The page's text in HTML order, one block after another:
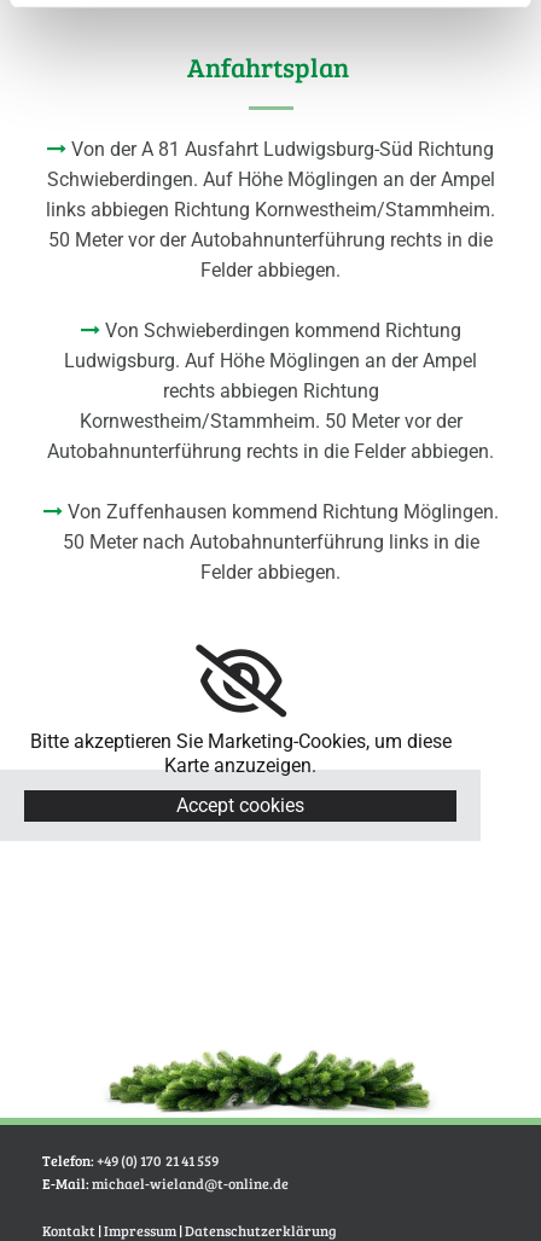
Anfahrtsplan
 Von der A 81 Ausfahrt Ludwigsburg-Süd Richtung
Schwieberdingen. Auf Höhe Möglingen an der Ampel
links abbiegen Richtung Kornwestheim/Stammheim.
50 Meter vor der Autobahnunterführung rechts in die
Felder abbiegen.
Von Schwieberdingen kommend Richtung
Ludwigsburg. Auf Höhe Möglingen an der Ampel
rechts abbiegen Richtung
Kornwestheim/Stammheim. 50 Meter vor der
Autobahnunterführung rechts in die Felder abbiegen.
Von Zuffenhausen kommend Richtung Möglingen.
50 Meter nach Autobahnunterführung links in die
Felder abbiegen.
Bitte akzeptieren Sie Marketing-Cookies, um diese
Karte anzuzeigen.
Accept cookies
Telefon:+49 (0) 170 21 41 559
E-Mail:michael-wieland@t-online.de
Kontakt |Impressum|Datenschutzerklärung